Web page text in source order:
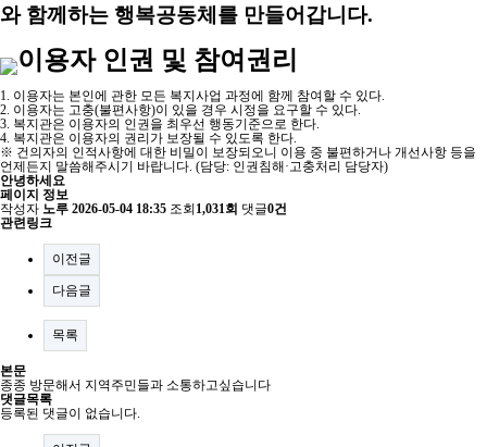
와 함께하는 행복공동체를 만들어갑니다.
이용자 인권 및 참여권리
1. 이용자는 본인에 관한 모든 복지사업 과정에 함께 참여할 수 있다.
2. 이용자는 고충(불편사항)이 있을 경우 시정을 요구할 수 있다.
3. 복지관은 이용자의 인권을 최우선 행동기준으로 한다.
4. 복지관은 이용자의 권리가 보장될 수 있도록 한다.
※ 건의자의 인적사항에 대한 비밀이 보장되오니 이용 중 불편하거나 개선사항 등을
언제든지 말씀해주시기 바랍니다. (담당: 인권침해·고충처리 담당자)
안녕하세요
페이지 정보
작성자 노루 2026-05-04 18:35 조회 1,031회 댓글0건
관련링크
이전글
다음글
목록
본문
종종 방문해서 지역주민들과 소통하고싶습니다
댓글목록
등록된 댓글이 없습니다.